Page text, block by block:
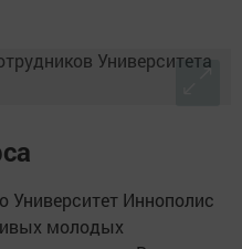
Иннополис
молодых